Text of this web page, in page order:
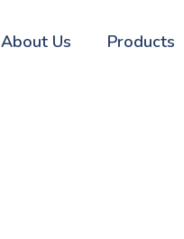
About Us Products